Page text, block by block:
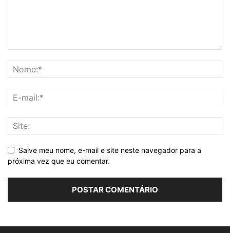
Salve meu nome, e-mail e site neste navegador para a
próxima vez que eu comentar.